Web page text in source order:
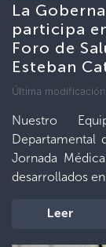
La
participa
Foro de
Esteban
Última
Nuestro
Departamental
Jornada
desarrollados
Leer